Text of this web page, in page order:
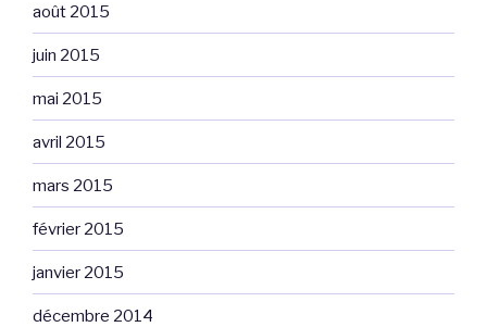
août 2015
juin 2015
mai 2015
avril 2015
mars 2015
février 2015
janvier 2015
décembre 2014